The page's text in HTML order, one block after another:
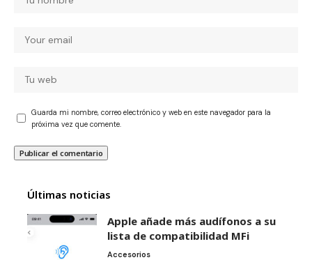
Guarda mi nombre, correo electrónico y web en este navegador para la
próxima vez que comente.
Últimas noticias
Apple añade más audífonos a su
lista de compatibilidad MFi
Accesorios